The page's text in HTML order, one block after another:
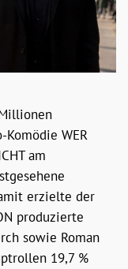
WER
am
erzielte der
produzierte
sowie Roman
19,7 %